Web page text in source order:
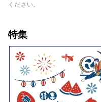
ください。
特集